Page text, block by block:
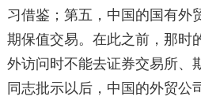
习借鉴；第五，中国的国有外
期保值交易。在此之前，那时
外访问时不能去证券交易所、
同志批示以后，中国的外贸公